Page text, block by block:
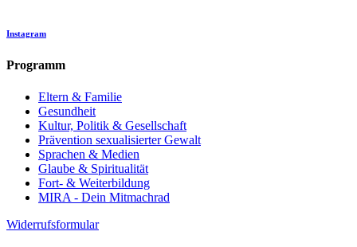
Instagram
Programm
Eltern & Familie
Gesundheit
Kultur, Politik & Gesellschaft
Prävention sexualisierter Gewalt
Sprachen & Medien
Glaube & Spiritualität
Fort- & Weiterbildung
MIRA - Dein Mitmachrad
Widerrufsformular